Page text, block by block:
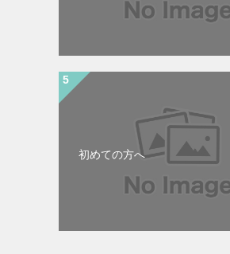
初めての方へ